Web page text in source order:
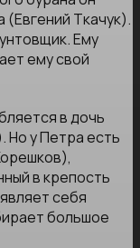
(Евгений Ткачук).
Ему
ему свой
в дочь
Но у Петра есть
в крепость
себя
большое